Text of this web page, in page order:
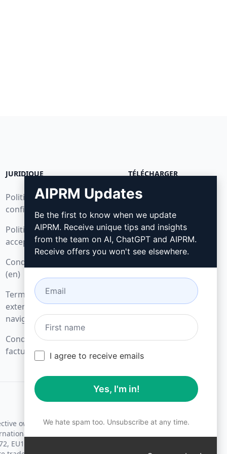
JURIDIQUE
Politique de
confidentialité (en)
Politique d'utilisation
acceptable (en)
Conditions d'utilisation
(en)
Termes relatifs aux
extensions de
navigateur (en)
Conditions de
facturation (en)
TÉLÉCHARGER
Comment installer
Google Chrome
Microsoft Edge
owners.
trademark laws.
EU18830896.
AIPRM Updates
Be the first to know when we update
AIPRM. Receive unique tips and insights
from the team on AI, ChatGPT and AIPRM.
Receive offers you won't see elsewhere.
I agree to receive emails
Yes, I'm in!
We hate spam too. Unsubscribe at any time.